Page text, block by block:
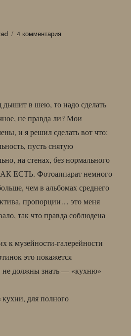
4 комментария
в шею, то надо сделать
не правда ли? Мои
и я решил сделать вот что:
пусть снятую
на стенах, без нормального
ЕСТЬ. Фотоаппарат немного
чем в альбомах среднего
пропорции… это меня
так что правда соблюдена
к музейности-галерейности
это покажется
не должны знать — «кухню»
для полного